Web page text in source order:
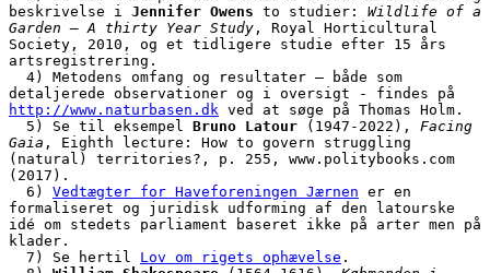
beskrivelse i Jennifer Owens to studier: Wildlife of a
Garden – A thirty Year Study , Royal Horticultural
Society, 2010, og et tidligere studie efter 15 års
artsregistrering.
http://www.naturbasen.dk ved at søge på Thomas Holm.
  5) Se til eksempel
Bruno Latour (1947-2022), Facing
Gaia , Eighth lecture: How to govern struggling
(natural) territories?, p. 255, www.politybooks.com
(2017).
  6)
Vedtægter for Haveforeningen Jærnen er en
formaliseret og juridisk udforming af den latourske
idé om stedets parliament baseret ikke på arter men på
klader.
  7) Se hertil
Lov om rigets ophævelse .